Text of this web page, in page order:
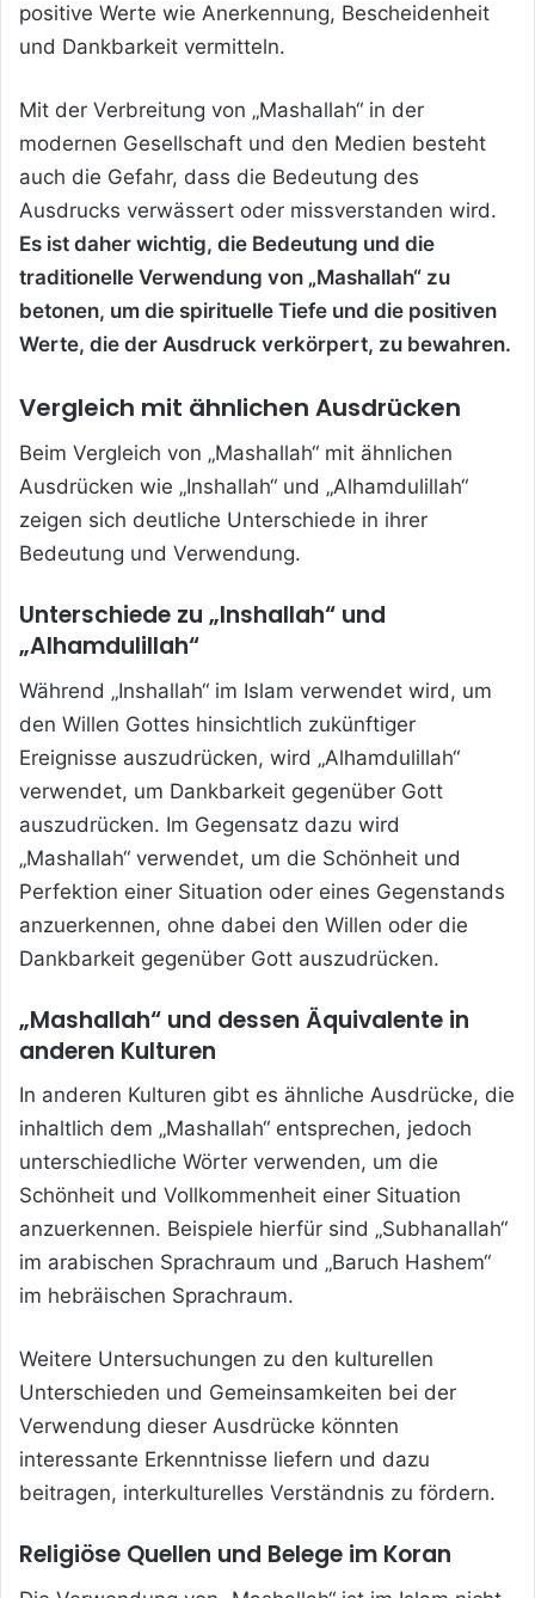
positive Werte wie Anerkennung, Bescheidenheit
und Dankbarkeit vermitteln.
Mit der Verbreitung von „Mashallah“ in der
modernen Gesellschaft und den Medien besteht
auch die Gefahr, dass die Bedeutung des
Ausdrucks verwässert oder missverstanden wird.
Es ist daher wichtig, die Bedeutung und die
traditionelle Verwendung von „Mashallah“ zu
betonen, um die spirituelle Tiefe und die positiven
Werte, die der Ausdruck verkörpert, zu bewahren.
Vergleich mit ähnlichen Ausdrücken
Beim Vergleich von „Mashallah“ mit ähnlichen
Ausdrücken wie „Inshallah“ und „Alhamdulillah“
zeigen sich deutliche Unterschiede in ihrer
Bedeutung und Verwendung.
Unterschiede zu „Inshallah“ und
„Alhamdulillah“
Während „Inshallah“ im Islam verwendet wird, um
den Willen Gottes hinsichtlich zukünftiger
Ereignisse auszudrücken, wird „Alhamdulillah“
verwendet, um Dankbarkeit gegenüber Gott
auszudrücken. Im Gegensatz dazu wird
„Mashallah“ verwendet, um die Schönheit und
Perfektion einer Situation oder eines Gegenstands
anzuerkennen, ohne dabei den Willen oder die
Dankbarkeit gegenüber Gott auszudrücken.
„Mashallah“ und dessen Äquivalente in
anderen Kulturen
In anderen Kulturen gibt es ähnliche Ausdrücke, die
inhaltlich dem „Mashallah“ entsprechen, jedoch
unterschiedliche Wörter verwenden, um die
Schönheit und Vollkommenheit einer Situation
anzuerkennen. Beispiele hierfür sind „Subhanallah“
im arabischen Sprachraum und „Baruch Hashem“
im hebräischen Sprachraum.
Weitere Untersuchungen zu den kulturellen
Unterschieden und Gemeinsamkeiten bei der
Verwendung dieser Ausdrücke könnten
interessante Erkenntnisse liefern und dazu
beitragen, interkulturelles Verständnis zu fördern.
Religiöse Quellen und Belege im Koran